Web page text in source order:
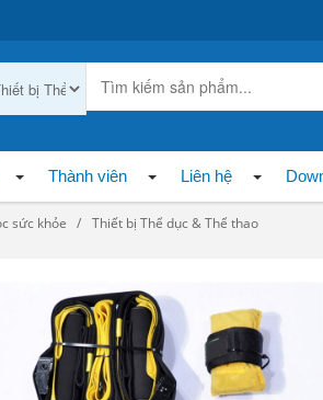
Thành viên Liên hệ
sức khỏe Thiết bị Thể dục & Thể thao